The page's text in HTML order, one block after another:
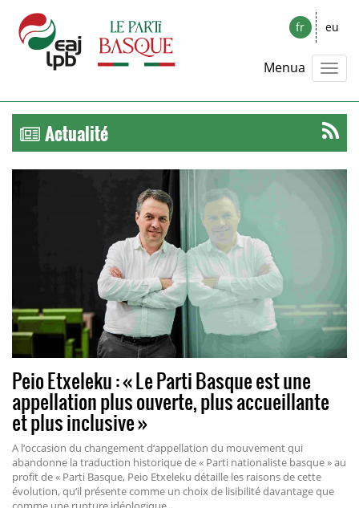
fr eu
Menua
Actualité
Peio Etxeleku : « Le Parti Basque est une
appellation plus ouverte, plus accueillante
et plus inclusive »
A l‘occasion du changement d‘appellation du mouvement qui
abandonne la traduction historique de « Parti nationaliste basque » au
profit de « Parti Basque, Peio Etxeleku détaille les raisons de cette
évolution, qu‘il présente comme un choix de lisibilité davantage que